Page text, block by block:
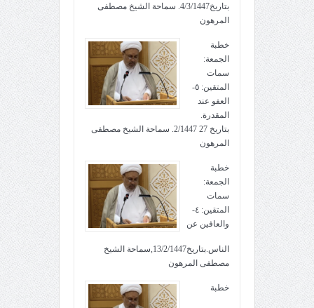
بتاريخ4/3/1447. سماحة الشيخ مصطفى
المرهون
خطبة
الجمعة:
سمات
المتقين: ٥-
العفو عند
المقدرة.
بتاريخ 27 2/1447. سماحة الشيخ مصطفى
المرهون
خطبة
الجمعة:
سمات
المتقين: ٤-
والعافين عن
الناس.بتاريخ13/2/1447,سماحة الشيخ
مصطفى المرهون
خطبة